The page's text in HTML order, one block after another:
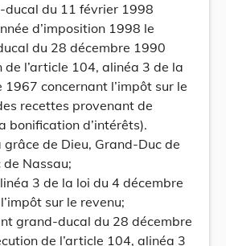
ducal du 11 février 1998
d’imposition 1998 le
du 28 décembre 1990
l’article 104, alinéa 3 de la
1967 concernant l’impôt sur le
recettes provenant de
bonification d’intérêts).
grâce de Dieu, Grand-Duc de
Nassau;
3 de la loi du 4 décembre
sur le revenu;
grand-ducal du 28 décembre
de l’article 104, alinéa 3